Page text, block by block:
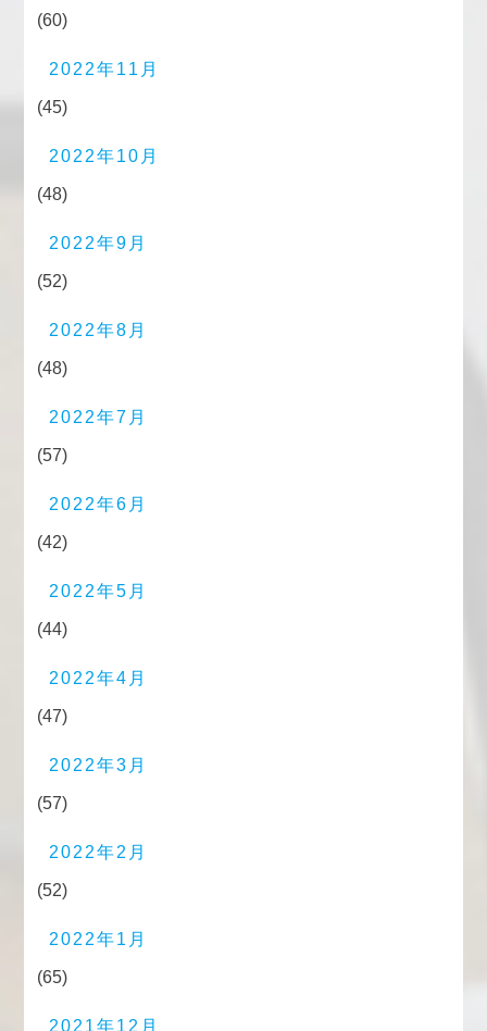
(60)
2022年11月
(45)
2022年10月
(48)
2022年9月
(52)
2022年8月
(48)
2022年7月
(57)
2022年6月
(42)
2022年5月
(44)
2022年4月
(47)
2022年3月
(57)
2022年2月
(52)
2022年1月
(65)
2021年12月